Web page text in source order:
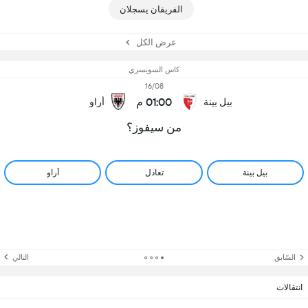
الفريقان يسجلان
عرض الكل
كاس السويسري
بيل بينة
16/08
01:00 م أراو
من سيفوز؟
بيل بينة تعادل أراو
السّابق التالي
انتقالات